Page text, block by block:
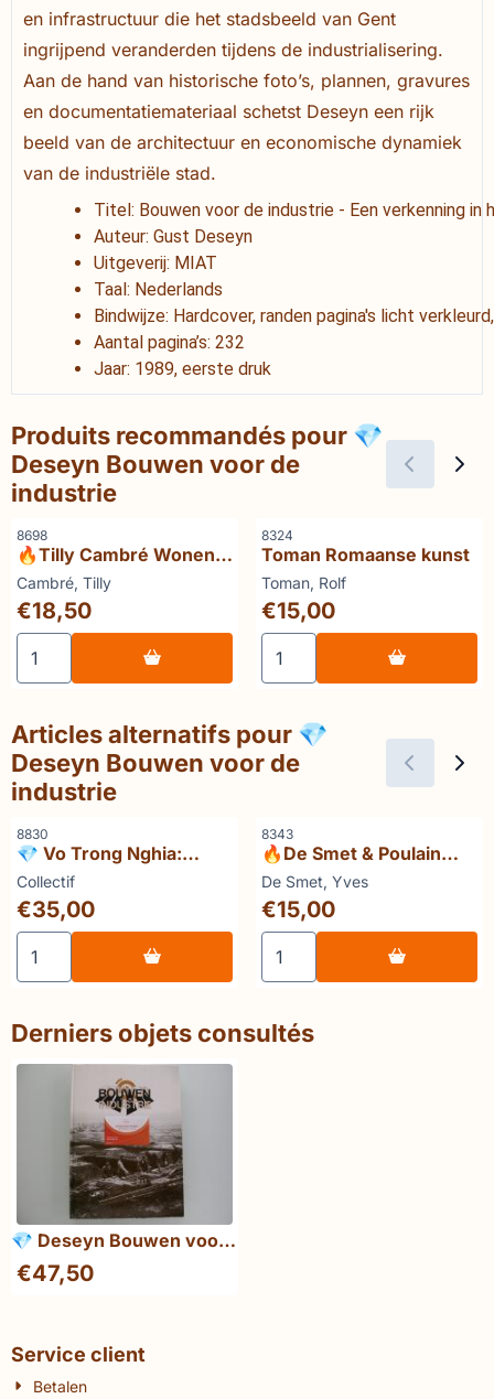
en infrastructuur die het stadsbeeld van Gent
ingrijpend veranderden tijdens de industrialisering.
Aan de hand van historische foto’s, plannen, gravures
en documentatiemateriaal schetst Deseyn een rijk
beeld van de architectuur en economische dynamiek
van de industriële stad.
Titel: Bouwen voor de industrie - Een verkenning
Auteur: Gust Deseyn
Uitgeverij: MIAT
Taal: Nederlands
Bindwijze: Hardcover, randen pagina's licht
Aantal pagina’s: 232
Jaar: 1989, eerste druk
Produits recommandés pour 💎
Deseyn Bouwen voor de
industrie
Référence
8698
🔥Tilly Cambré Wonen
in Engelse Stijl 2:
Klassieke romantische
interieurs
Marque :
Cambré, Tilly
Prix: 18,50
€18,50
Choisir la quantité pour 🔥Tilly Cambré Wonen in
Référence
8324
Toman Romaanse kunst
Marque :
Toman, Rolf
Prix: 15,00
€15,00
Choisir la quantité pour
Articles alternatifs pour 💎
Deseyn Bouwen voor de
industrie
Référence
8830
💎 Vo Trong Nghia:
Natural Modern
Marque :
Collectif
Prix: 35,00
€35,00
Choisir la quantité pour 💎 Vo Trong Nghia: Natural
Référence
8343
🔥De Smet & Poulain
Van kromme tot rechte
Marque :
De Smet, Yves
Prix: 15,00
€15,00
Choisir la quantité pour
Derniers objets consultés
💎 Deseyn Bouwen voor
de industrie
€47,50
Service client
Betalen